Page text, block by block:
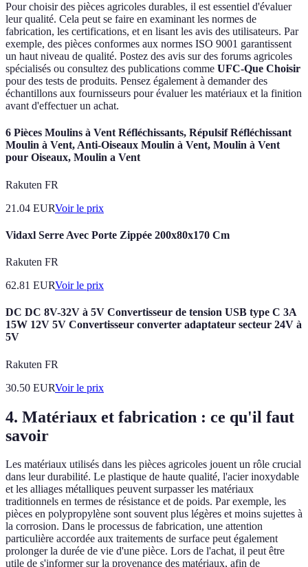
Pour choisir des pièces agricoles durables, il est essentiel d'évaluer
leur qualité. Cela peut se faire en examinant les normes de
fabrication, les certifications, et en lisant les avis des utilisateurs. Par
exemple, des pièces conformes aux normes ISO 9001 garantissent
un haut niveau de qualité. Postez des avis sur des forums agricoles
spécialisés ou consultez des publications comme UFC-Que Choisir
pour des tests de produits. Pensez également à demander des
échantillons aux fournisseurs pour évaluer les matériaux et la finition
avant d'effectuer un achat.
6 Pièces Moulins à Vent Réfléchissants, Répulsif Réfléchissant
Moulin à Vent, Anti-Oiseaux Moulin à Vent, Moulin à Vent
pour Oiseaux, Moulin a Vent
Rakuten FR
21.04 EURVoir le prix
Vidaxl Serre Avec Porte Zippée 200x80x170 Cm
Rakuten FR
62.81 EURVoir le prix
DC DC 8V-32V à 5V Convertisseur de tension USB type C 3A
15W 12V 5V Convertisseur converter adaptateur secteur 24V à
5V
Rakuten FR
30.50 EURVoir le prix
4. Matériaux et fabrication : ce qu'il faut
savoir
Les matériaux utilisés dans les pièces agricoles jouent un rôle crucial
dans leur durabilité. Le plastique de haute qualité, l'acier inoxydable
et les alliages métalliques peuvent surpasser les matériaux
traditionnels en termes de résistance et de poids. Par exemple, les
pièces en polypropylène sont souvent plus légères et moins sujettes à
la corrosion. Dans le processus de fabrication, une attention
particulière accordée aux traitements de surface peut également
prolonger la durée de vie d'une pièce. Lors de l'achat, il peut être
utile de s'informer sur la provenance des matériaux, afin de